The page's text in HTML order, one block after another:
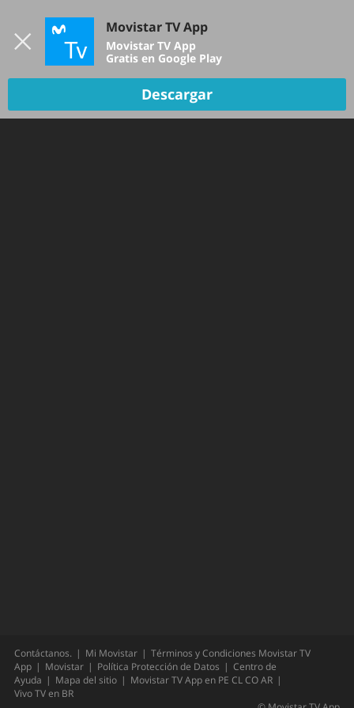
Contáctanos. Mi Movistar
Términos y Condiciones Movistar TV
App
Movistar Política Protección de Datos
Centro de
Ayuda
Mapa del sitio Movistar TV App en PE CLCOAR
Vivo TV en BR
Movistar TV App
Movistar TV App
Gratis en Google Play
Descargar